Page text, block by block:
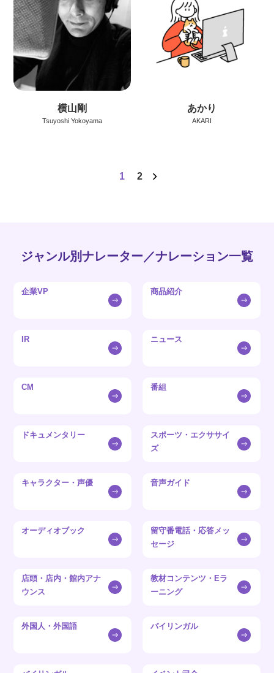
横山剛
Tsuyoshi Yokoyama
あかり
AKARI
1 2
ジャンル別ナレーター／ナレーション一覧
企業VP 商品紹介
IR ニュース
CM 番組
ドキュメンタリー
スポーツ・エクササイ
ズ
キャラクター・声優 音声ガイド
オーディオブック
留守番電話・応答メッ
セージ
店頭・店内・館内アナ
ウンス
教材コンテンツ・Eラ
ーニング
外国人・外国語 バイリンガル